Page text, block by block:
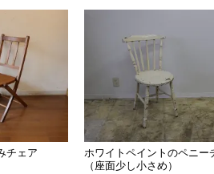
チェア
ホワイトペイントのペニー
（座面少し小さめ）